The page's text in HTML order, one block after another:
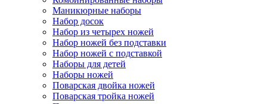
Маникюрные наборы
Набор досок
Набор из четырех ножей
Набор ножей без подставки
Набор ножей с подставкой
Наборы для детей
Наборы ножей
Поварская двойка ножей
Поварская тройка ножей